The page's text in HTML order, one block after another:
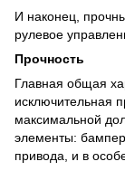
И наконец,
рулевое
Прочность
Главная общая
исключительная
максимальной
элементы:
привода, и в